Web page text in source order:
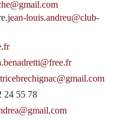
jean-louis.andreu@club-
24 55 78